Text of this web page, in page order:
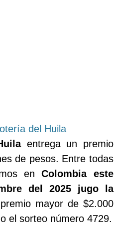
del Huila
entrega un premio
de pesos. Entre todas
enColombia este
del 2025 jugo la
mayor de $2.000
el sorteo número 4729.